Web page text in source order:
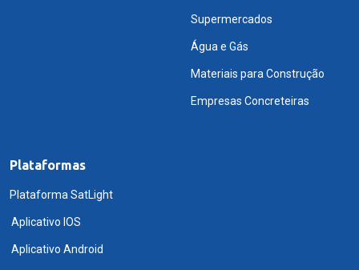
Supermercados
Água e Gás
Materiais para Construção
Empresas Concreteiras
Plataformas
Plataforma SatLight
Aplicativo IOS
Aplicativo Android